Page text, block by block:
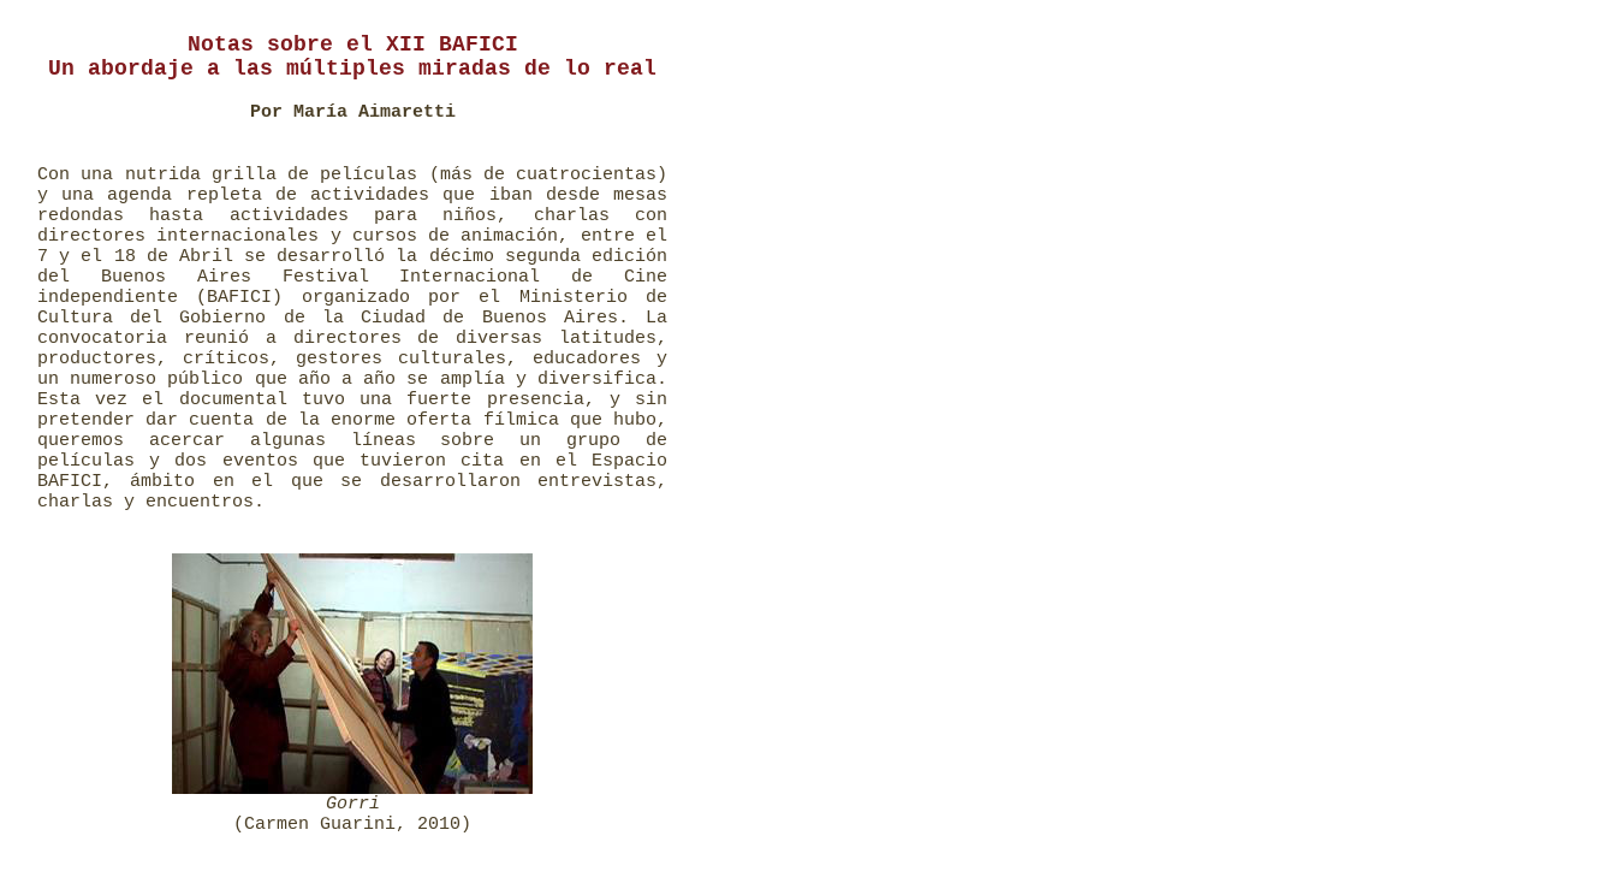
Notas sobre el XII BAFICI
Un abordaje a las múltiples miradas de lo real
Por María Aimaretti
Con una nutrida grilla de películas (más de cuatrocientas)
y una agenda repleta de actividades que iban desde mesas
redondas hasta actividades para niños, charlas con
directores internacionales y cursos de animación, entre el
7 y el 18 de Abril se desarrolló la décimo segunda edición
del Buenos Aires Festival Internacional de Cine
independiente (BAFICI) organizado por el Ministerio de
Cultura del Gobierno de la Ciudad de Buenos Aires. La
convocatoria reunió a directores de diversas latitudes,
productores, críticos, gestores culturales, educadores y
un numeroso público que año a año se amplía y diversifica.
Esta vez el documental tuvo una fuerte presencia, y sin
pretender dar cuenta de la enorme oferta fílmica que hubo,
queremos acercar algunas líneas sobre un grupo de
películas y dos eventos que tuvieron cita en el Espacio
BAFICI, ámbito en el que se desarrollaron entrevistas,
charlas y encuentros.
Gorri
(Carmen Guarini, 2010)